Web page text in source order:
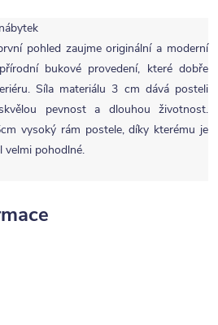
pohled zaujme originální a moderní
bukové provedení, které dobře
Síla materiálu 3 cm dává posteli
pevnost a dlouhou životnost.
vysoký rám postele, díky kterému je
velmi pohodlné.